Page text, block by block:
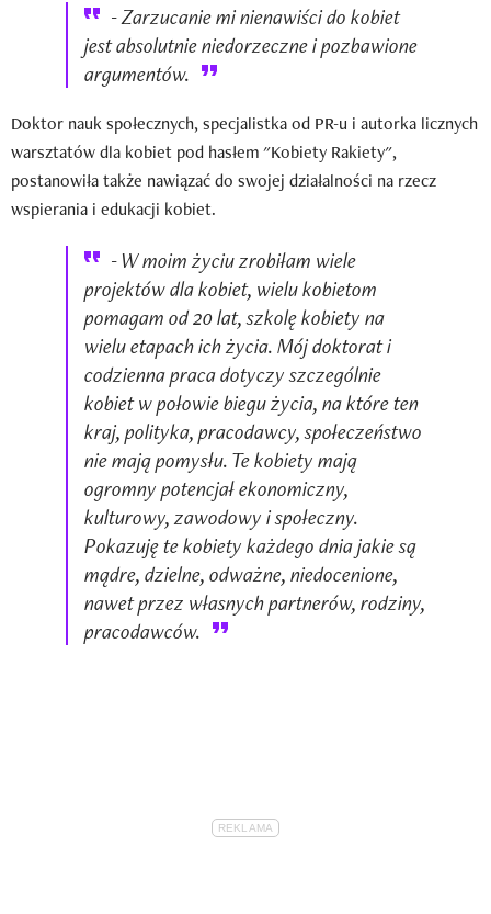
- Zarzucanie mi nienawiści do kobiet
jest absolutnie niedorzeczne i pozbawione
argumentów.
Doktor nauk społecznych, specjalistka od PR-u i autorka licznych
warsztatów dla kobiet pod hasłem "Kobiety Rakiety",
postanowiła także nawiązać do swojej działalności na rzecz
wspierania i edukacji kobiet.
- W moim życiu zrobiłam wiele
projektów dla kobiet, wielu kobietom
pomagam od 20 lat, szkolę kobiety na
wielu etapach ich życia. Mój doktorat i
codzienna praca dotyczy szczególnie
kobiet w połowie biegu życia, na które ten
kraj, polityka, pracodawcy, społeczeństwo
nie mają pomysłu. Te kobiety mają
ogromny potencjał ekonomiczny,
kulturowy, zawodowy i społeczny.
Pokazuję te kobiety każdego dnia jakie są
mądre, dzielne, odważne, niedocenione,
nawet przez własnych partnerów, rodziny,
pracodawców.